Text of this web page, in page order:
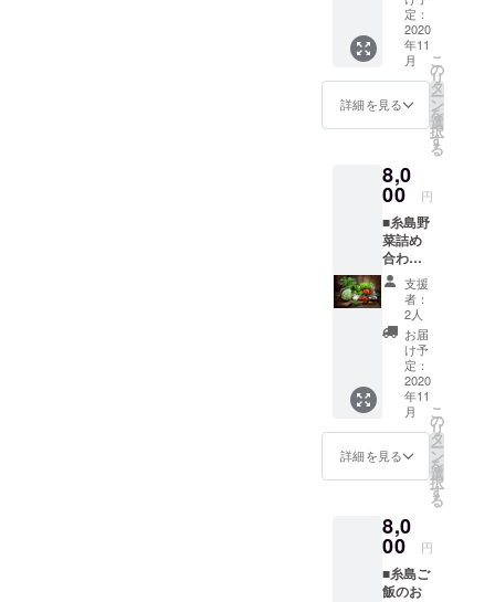
★全リ
ターン
「上乗
せ支
可能で
す。
メッ
セージ
※ 主催
者より
感謝の
メッ
しま
す。 ■
公式HP
にお名
前を掲
載 ※ 公
式HPに
お名前
を掲載
させて
いただ
きま
す。 ※
支援
時、必
欄にご
希望の
入くだ
さい。
※ 掲載
不要の
セージ
をお送
りいた
しま
す。 ■
公式HP
式HPに
お名前
を掲載
させて
いただ
きま
す。 ※
支援
時、必
ず備考
欄にご
希望の
お名前
をご記
入くだ
さい。
※ 掲載
ン返信
メール
でお知
らせく
ださ
ルTシャ
ツ ※ デ
ザイン
は A、B
の2種
類 色
は白、
黒の２
サイズ
はS、
M、Lか
らお選
びくだ
さい。
■オリジ
ナルス
テッ
カーご
提供 ※
白黒1枚
づつ ■
お礼の
メッ
セージ
※ 主催
セージ
をお送
りいた
しま
す。 ■
定：
2020
年11
月
詳細を見る
こ
の
リ
タ
ー
ン
を
選
択
す
る
8,0
00 円
■糸島野
菜詰め
合わせ
セット
※ 糸島
の直売
所から
野菜詰
め合わ
せセッ
トを配
送しま
す。 ※
内容は
時期に
よって
ます。
※ ８品
程度を
予定し
ており
支援
者：
2人
お届
け予
定：
2020
年11
月
詳細を見る
こ
の
リ
タ
ー
ン
を
選
択
す
る
8,0
00 円
■糸島ご
飯のお